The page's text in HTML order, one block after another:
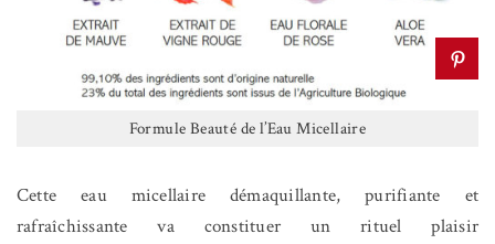
Formule Beauté de l’Eau Micellaire
Cette eau micellaire démaquillante, purifiante et
rafraîchissante va constituer un rituel plaisir